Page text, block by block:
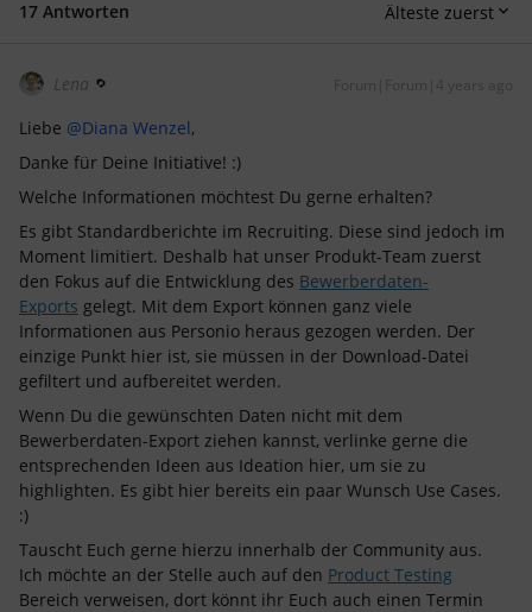
17 Antworten Älteste zuerst
Lena Forum|Forum|4 years ago
Liebe @Diana Wenzel,
Danke für Deine Initiative! :)
Welche Informationen möchtest Du gerne erhalten?
Es gibt Standardberichte im Recruiting. Diese sind jedoch im
Moment limitiert. Deshalb hat unser Produkt-Team zuerst
den Fokus auf die Entwicklung des Bewerberdaten-
Exports gelegt. Mit dem Export können ganz viele
Informationen aus Personio heraus gezogen werden. Der
einzige Punkt hier ist, sie müssen in der Download-Datei
gefiltert und aufbereitet werden.
Wenn Du die gewünschten Daten nicht mit dem
Bewerberdaten-Export ziehen kannst, verlinke gerne die
entsprechenden Ideen aus Ideation hier, um sie zu
highlighten. Es gibt hier bereits ein paar Wunsch Use Cases.
:)
Tauscht Euch gerne hierzu innerhalb der Community aus.
Ich möchte an der Stelle auch auf den Product Testing
Bereich verweisen, dort könnt ihr Euch auch einen Termin